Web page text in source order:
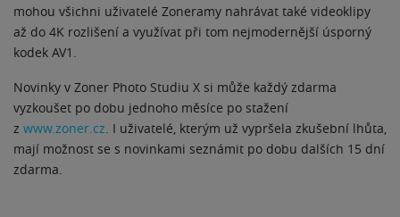
mohou všichni uživatelé Zoneramy nahrávat také videoklipy
až do 4K rozlišení a využívat při tom nejmodernější úsporný
kodek AV1.
Novinky v Zoner Photo Studiu X si může každý zdarma
vyzkoušet po dobu jednoho měsíce po stažení
z www.zoner.cz. I uživatelé, kterým už vypršela zkušební lhůta,
mají možnost se s novinkami seznámit po dobu dalších 15 dní
zdarma.